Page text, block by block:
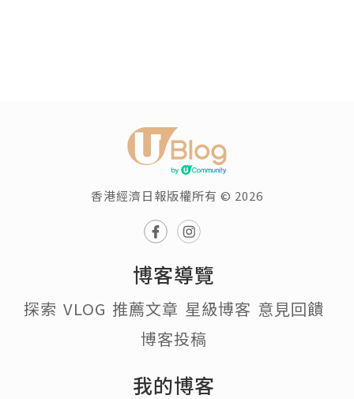
香港經濟日報版權所有 © 2026
博客導覽
探索 VLOG 推薦文章 星級博客 意見回饋
博客投稿
我的博客